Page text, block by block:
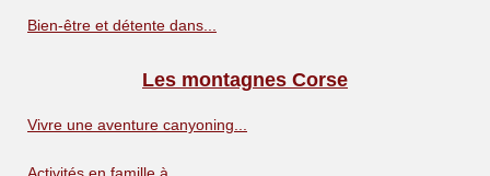
Bien-être et détente dans...
Les montagnes Corse
Vivre une aventure canyoning...